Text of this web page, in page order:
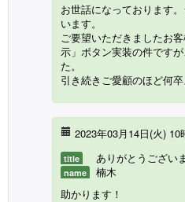
お世話になっております
います。
ご要望いただきましたお
示」ボタン実装の件です
た。
引き続きご愛顧のほど何
2023年03月14日(火) 10
title ありがとうござい
name
楠木
助かります！